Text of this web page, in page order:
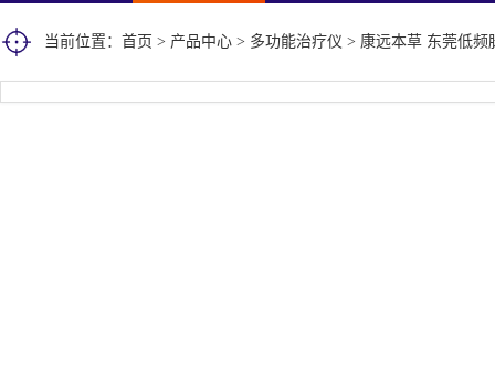
当前位置： 首页 > 产品中心 > 多功能治疗仪 > 康远本草 东莞低频